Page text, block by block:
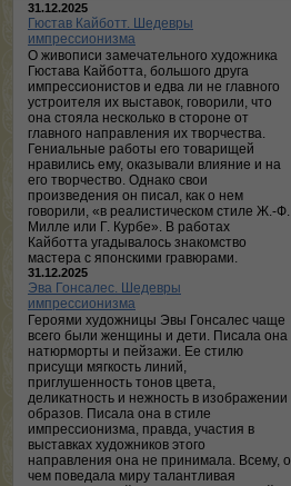
31.12.2025
Гюстав Кайботт. Шедевры
импрессионизма
О живописи замечательного художника
Гюстава Кайботта, большого друга
импрессионистов и едва ли не главного
устроителя их выставок, говорили, что
она стояла несколько в стороне от
главного направления их творчества.
Гениальные работы его товарищей
нравились ему, оказывали влияние и на
его творчество. Однако свои
произведения он писал, как о нем
говорили, «в реалистическом стиле Ж.-Ф.
Милле или Г. Курбе». В работах
Кайботта угадывалось знакомство
мастера с японскими гравюрами.
31.12.2025
Эва Гонсалес. Шедевры
импрессионизма
Героями художницы Эвы Гонсалес чаще
всего были женщины и дети. Писала она
натюрморты и пейзажи. Ее стилю
присущи мягкость линий,
приглушенность тонов цвета,
деликатность и нежность в изображении
образов. Писала она в стиле
импрессионизма, правда, участия в
выставках художников этого
направления она не принимала. Всему, о
чем поведала миру талантливая